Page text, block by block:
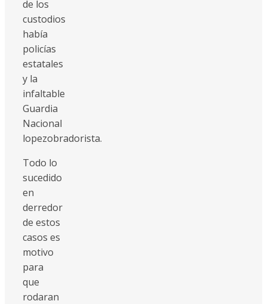
de los
custodios
había
policías
estatales
y la
infaltable
Guardia
Nacional
lopezobradorista.
Todo lo
sucedido
en
derredor
de estos
casos es
motivo
para
que
rodaran